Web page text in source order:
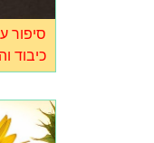
סיפור
כיבוד